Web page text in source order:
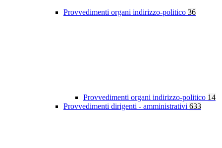
Provvedimenti organi indirizzo-politico 36
Provvedimenti organi indirizzo-politico 14
Provvedimenti dirigenti - amministrativi 633